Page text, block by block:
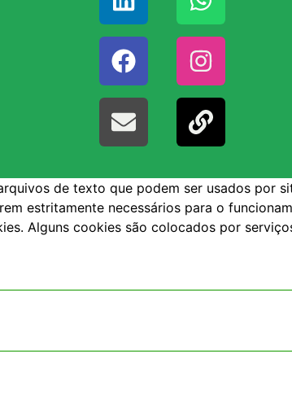
de texto que podem ser usados por
estritamente necessários para o
Alguns cookies são colocados por